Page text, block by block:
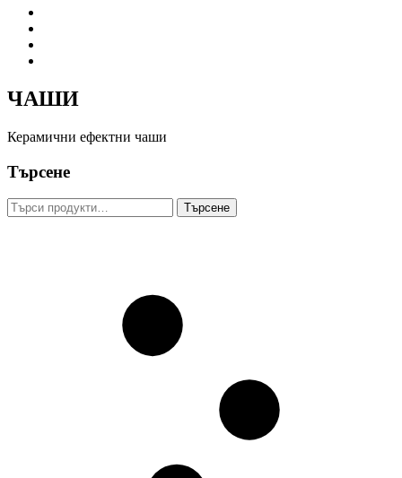
ЧАШИ
Керамични ефектни чаши
Търсене
Търсене
за:
Търсене